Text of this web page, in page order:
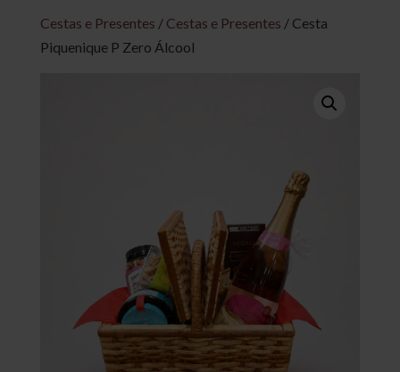
Cestas e Presentes / Cestas e Presentes / Cesta
Piquenique P Zero Álcool